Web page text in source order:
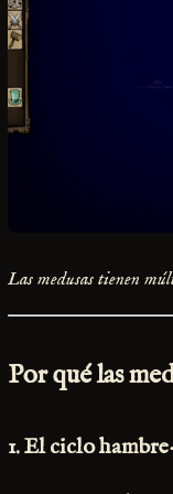
Las medusas tienen
Por qué las
1.El ciclo